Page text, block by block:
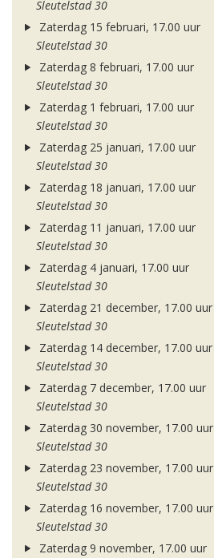
Sleutelstad 30
Zaterdag 15 februari, 17.00 uur
Sleutelstad 30
Zaterdag 8 februari, 17.00 uur
Sleutelstad 30
Zaterdag 1 februari, 17.00 uur
Sleutelstad 30
Zaterdag 25 januari, 17.00 uur
Sleutelstad 30
Zaterdag 18 januari, 17.00 uur
Sleutelstad 30
Zaterdag 11 januari, 17.00 uur
Sleutelstad 30
Zaterdag 4 januari, 17.00 uur
Sleutelstad 30
Zaterdag 21 december, 17.00 uur
Sleutelstad 30
Zaterdag 14 december, 17.00 uur
Sleutelstad 30
Zaterdag 7 december, 17.00 uur
Sleutelstad 30
Zaterdag 30 november, 17.00 uur
Sleutelstad 30
Zaterdag 23 november, 17.00 uur
Sleutelstad 30
Zaterdag 16 november, 17.00 uur
Sleutelstad 30
Zaterdag 9 november, 17.00 uur